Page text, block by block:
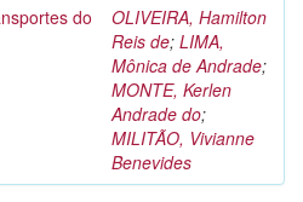
do
OLIVEIRA, Hamilton
Reis de; LIMA,
Mônica de Andrade;
MONTE, Kerlen
Andrade do;
MILITÃO, Vivianne
Benevides